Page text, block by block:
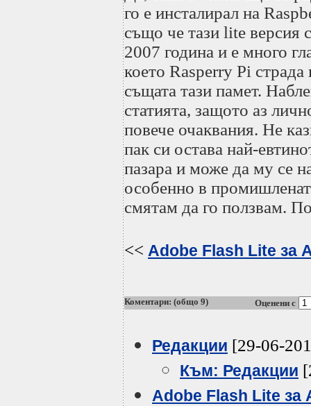
го е инсталирал на
също че тази lite версия
2007 година и е много
което Rasperry Pi
същата тази памет.
статията, защото аз
повече очаквания. Не
пак си остава най-
пазара и може да му се
особенно в
смятам да го ползвам.
<< Adobe Flash Lite за
Коментари: (общо 9) Оценени с
Редакции [29-06-
Към: Редакции
Adobe Flash Lite за